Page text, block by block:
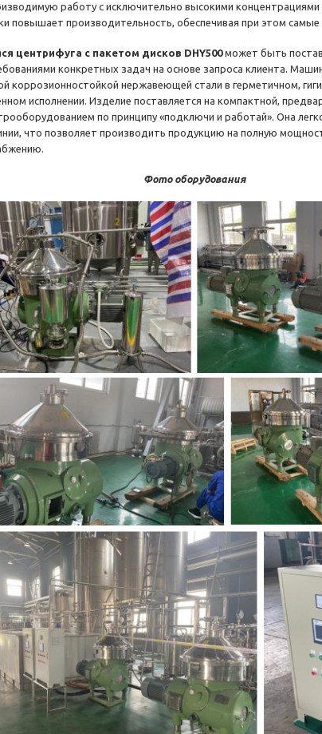
работу с исключительно высокими
повышает производительность, обеспечивая при этом самые
центрифуга с пакетом дисков DHY500может быть
конкретных задач на основе запроса клиента.
коррозионностойкой нержавеющей стали в герметичном,
исполнении. Изделие поставляется на компактной,
по принципу «подключи и работай». Она
что позволяет производить продукцию на полную
Фото оборудования